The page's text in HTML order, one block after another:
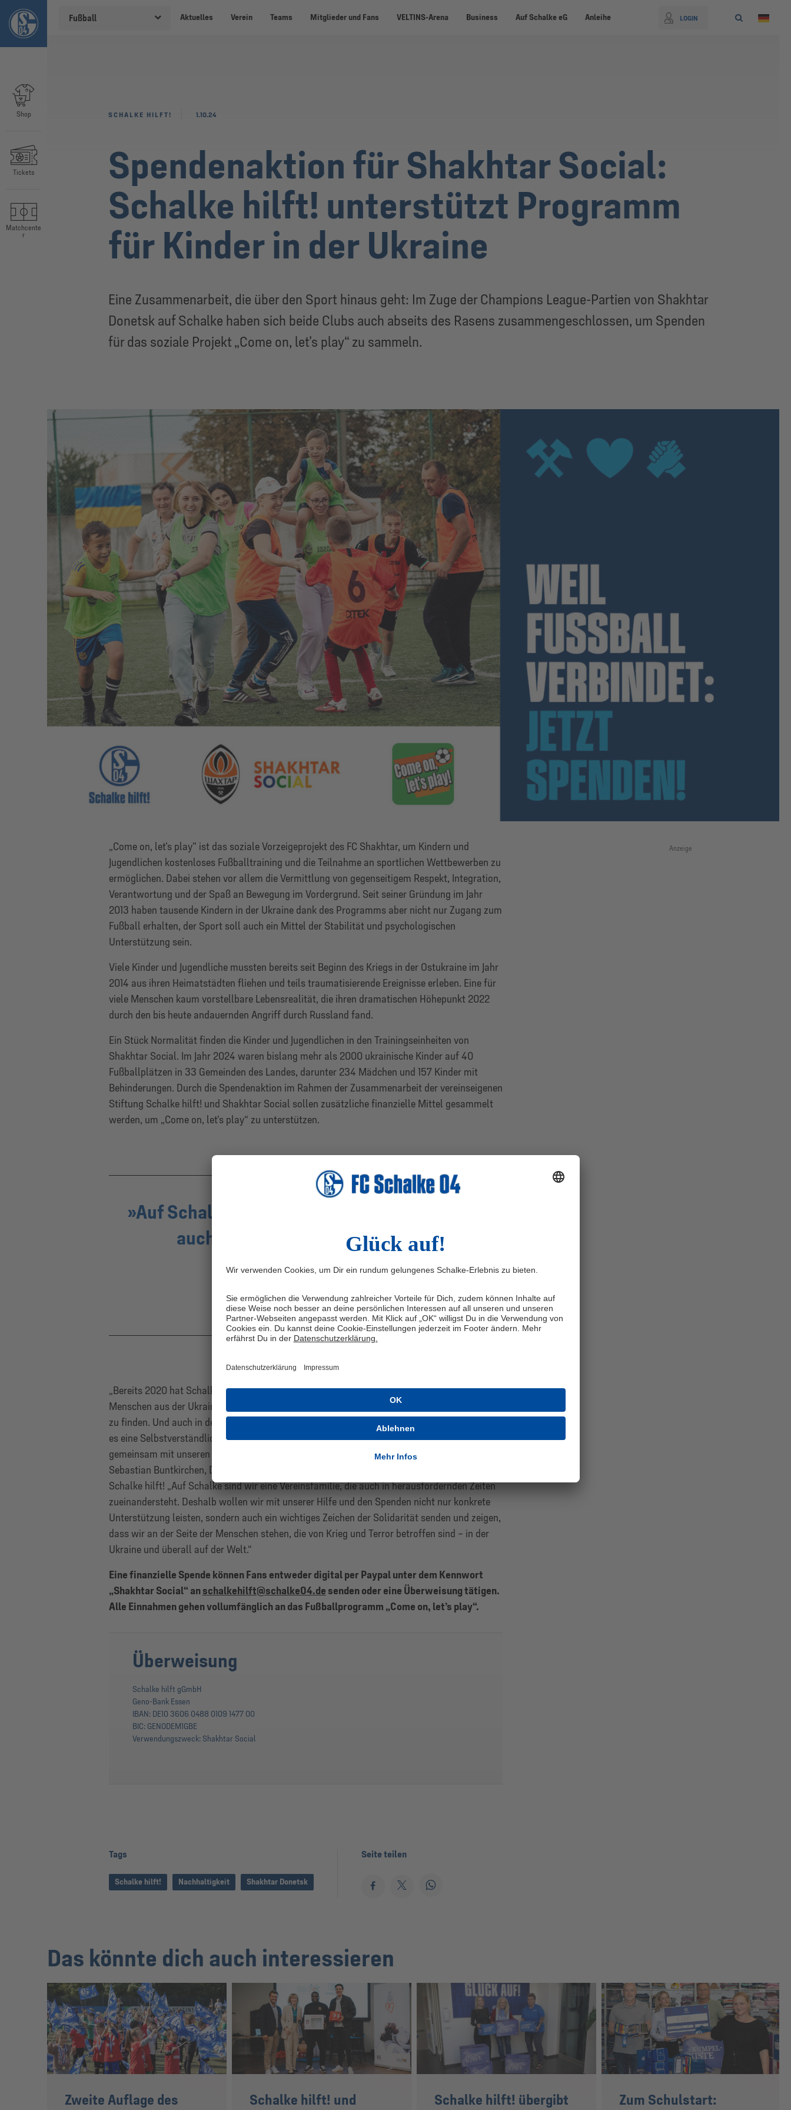
Fußball Aktuelles Verein Teams Mitglieder und Fans VELTINS-Arena Business Auf Schalke eG Anleihe LOGIN
Shop
Tickets
Matchcente
r
Spendenaktion für Shakhtar Social:
Schalke hilft! unterstützt Programm
für Kinder in der Ukraine
Eine Zusammenarbeit, die über den Sport hinaus geht: Im Zuge der Champions League-Partien von Shakhtar
Donetsk auf Schalke haben sich beide Clubs auch abseits des Rasens zusammengeschlossen, um Spenden
für das soziale Projekt „Come on, let’s play“ zu sammeln.
SCHALKE HILFT! 1.10.24
„Come on, let’s play” ist das soziale Vorzeigeprojekt des FC Shakhtar, um Kindern und
Jugendlichen kostenloses Fußballtraining und die Teilnahme an sportlichen Wettbewerben zu
ermöglichen. Dabei stehen vor allem die Vermittlung von gegenseitigem Respekt, Integration,
Verantwortung und der Spaß an Bewegung im Vordergrund. Seit seiner Gründung im Jahr
2013 haben tausende Kindern in der Ukraine dank des Programms aber nicht nur Zugang zum
Fußball erhalten, der Sport soll auch ein Mittel der Stabilität und psychologischen
Unterstützung sein.
Viele Kinder und Jugendliche mussten bereits seit Beginn des Kriegs in der Ostukraine im Jahr
2014 aus ihren Heimatstädten fliehen und teils traumatisierende Ereignisse erleben. Eine für
viele Menschen kaum vorstellbare Lebensrealität, die ihren dramatischen Höhepunkt 2022
durch den bis heute andauernden Angriff durch Russland fand.
Ein Stück Normalität finden die Kinder und Jugendlichen in den Trainingseinheiten von
Shakhtar Social. Im Jahr 2024 waren bislang mehr als 2000 ukrainische Kinder auf 40
Fußballplätzen in 33 Gemeinden des Landes, darunter 234 Mädchen und 157 Kinder mit
Behinderungen. Durch die Spendenaktion im Rahmen der Zusammenarbeit der vereinseigenen
Stiftung Schalke hilft! und Shakhtar Social sollen zusätzliche finanzielle Mittel gesammelt
werden, um „Come on, let’s play“ zu unterstützen.
Auf Schalke sind wir eine Vereinsfamilie, die
auch in herausfordernden Zeiten
zueinandersteht.
Sebastian Buntkirchen
„Bereits 2020 hat Schalke hilft! zusammen mit der Stadt Gelsenkirchen geflüchteten
Menschen aus der Ukraine dabei geholfen, in unserer Stadt ein Zuhause abseits ihrer Heimat
zu finden. Und auch in den Jahren darauf konnten wir weitere Projekte umsetzen. Für uns ist
es eine Selbstverständlichkeit, dass wir seitdem an unserem Engagement festhalten und nun
gemeinsam mit unseren Fans ein Projekt direkt in der Ukraine unterstützen wollen,“ betont
Sebastian Buntkirchen, Direktor Fankultur und Nachhaltigkeit und Geschäftsführer von
Schalke hilft! „Auf Schalke sind wir eine Vereinsfamilie, die auch in herausfordernden Zeiten
zueinandersteht. Deshalb wollen wir mit unserer Hilfe und den Spenden nicht nur konkrete
Unterstützung leisten, sondern auch ein wichtiges Zeichen der Solidarität senden und zeigen,
dass wir an der Seite der Menschen stehen, die von Krieg und Terror betroffen sind – in der
Ukraine und überall auf der Welt.“
Eine finanzielle Spende können Fans entweder digital per Paypal unter dem Kennwort
„Shakhtar Social“ anschalkehilft@schalke04.de senden oder eine Überweisung tätigen.
Alle Einnahmen gehen vollumfänglich an das Fußballprogramm „Come on, let’s play“.
Überweisung
Schalke hilft gGmbH
Geno-Bank Essen
IBAN: DE10 3606 0488 0109 1477 00
BIC: GENODEM1GBE
Verwendungszweck: Shakhtar Social
Anzeige
Tags
Schalke hilft! Nachhaltigkeit Shakhtar Donetsk
Seite teilen
Das könnte dich auch interessieren
Zweite Auflage des
Schalke hilft! und
Schalke hilft! übergibt
Zum Schulstart: